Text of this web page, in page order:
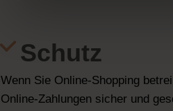
Schutz
Wenn Sie Online-Shopping
Online-Zahlungen sicher und